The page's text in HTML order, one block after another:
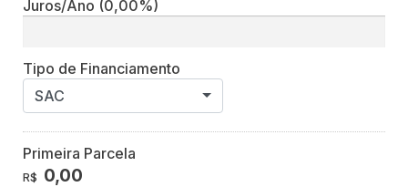
Juros/Ano (0,00%)
Tipo de Financiamento
SAC
Primeira Parcela
R$ 0,00